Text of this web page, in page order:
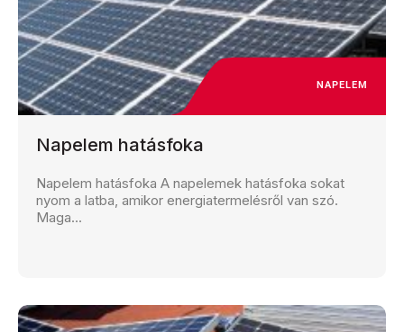
NAPELEM
Napelem hatásfoka
Napelem hatásfoka A napelemek hatásfoka sokat
nyom a latba, amikor energiatermelésről van szó.
Maga...